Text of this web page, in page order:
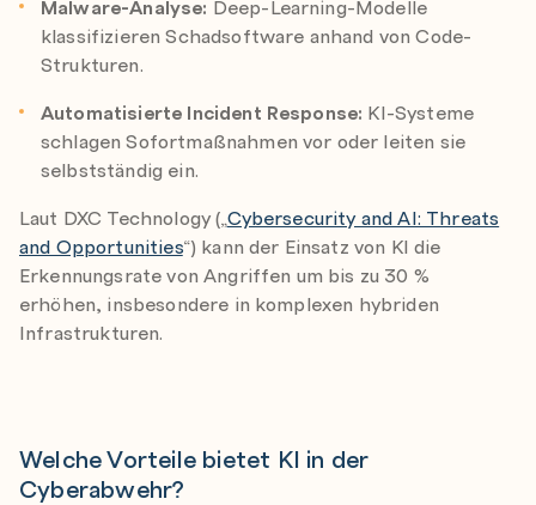
Malware-Analyse: Deep-Learning-Modelle
klassifizieren Schadsoftware anhand von Code-
Strukturen.
Automatisierte Incident Response: KI-Systeme
schlagen Sofortmaßnahmen vor oder leiten sie
selbstständig ein.
Laut DXC Technology („Cybersecurity and AI: Threats
and Opportunities“) kann der Einsatz von KI die
Erkennungsrate von Angriffen um bis zu 30 %
erhöhen, insbesondere in komplexen hybriden
Infrastrukturen.
Welche Vorteile bietet KI in der
Cyberabwehr?